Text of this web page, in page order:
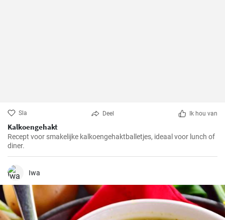
Sla Deel Ik hou van
Kalkoengehakt
Recept voor smakelijke kalkoengehaktballetjes, ideaal voor lunch of
diner.
Iwa